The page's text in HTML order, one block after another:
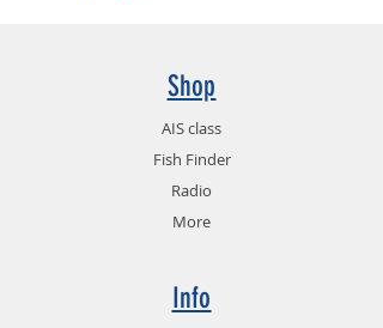
Shop
AIS class
Fish Finder
Radio
More
Info